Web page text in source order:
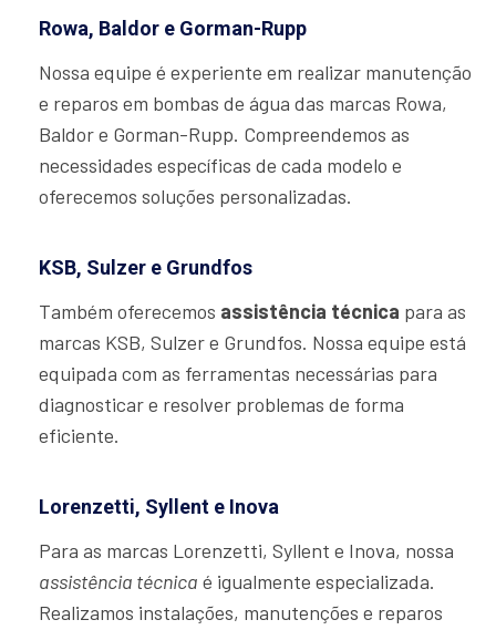
Rowa, Baldor e Gorman-Rupp
Nossa equipe é experiente em realizar manutenção
e reparos em bombas de água das marcas Rowa,
Baldor e Gorman-Rupp. Compreendemos as
necessidades específicas de cada modelo e
oferecemos soluções personalizadas.
KSB, Sulzer e Grundfos
Também oferecemos assistência técnica para as
marcas KSB, Sulzer e Grundfos. Nossa equipe está
equipada com as ferramentas necessárias para
diagnosticar e resolver problemas de forma
eficiente.
Lorenzetti, Syllent e Inova
Para as marcas Lorenzetti, Syllent e Inova, nossa
assistência técnica é igualmente especializada.
Realizamos instalações, manutenções e reparos